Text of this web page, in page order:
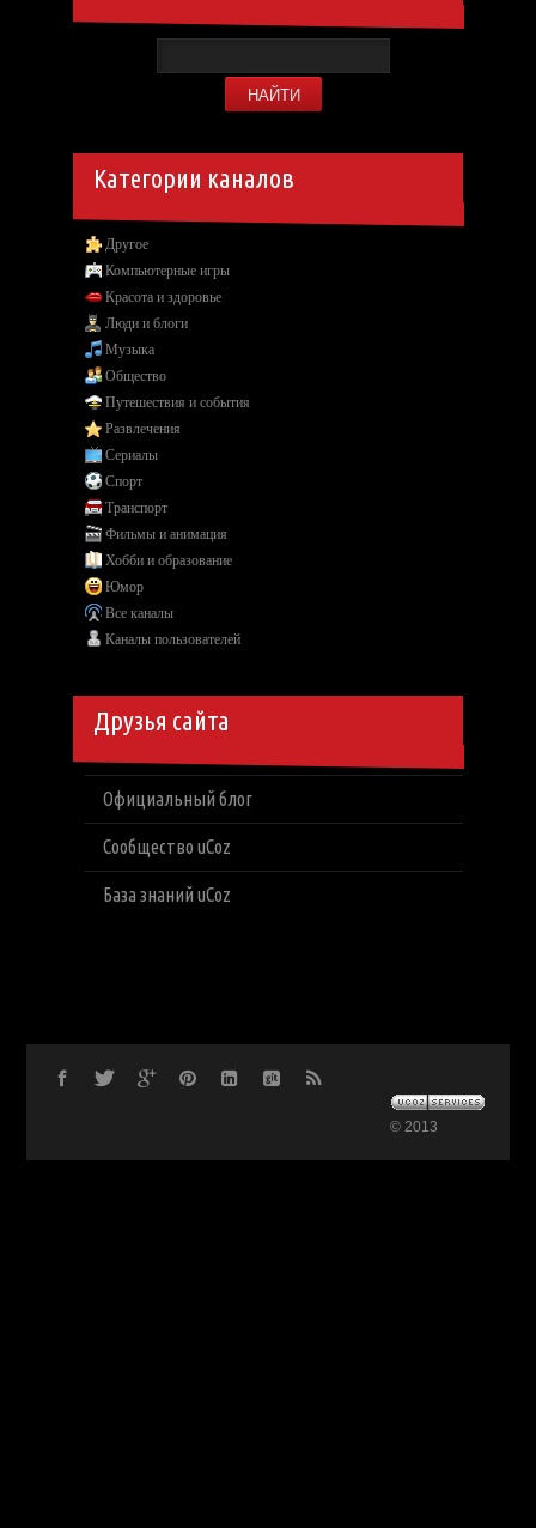
Категории каналов
Другое
Компьютерные игры
Красота и здоровье
Люди и блоги
Музыка
Общество
Путешествия и события
Развлечения
Сериалы
Спорт
Транспорт
Фильмы и анимация
Хобби и образование
Юмор
Все каналы
Каналы пользователей
Друзья сайта
Официальный блог
Сообщество uCoz
База знаний uCoz
© 2013